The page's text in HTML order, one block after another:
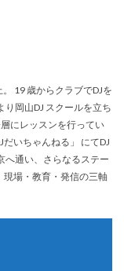
19 歳からクラブでDJを
岡山DJ スクールを立ち
にレッスンを行ってい
いちゃんねる」 にてDJ
へ通い、さらなるステー
現場・教育・発信の三軸